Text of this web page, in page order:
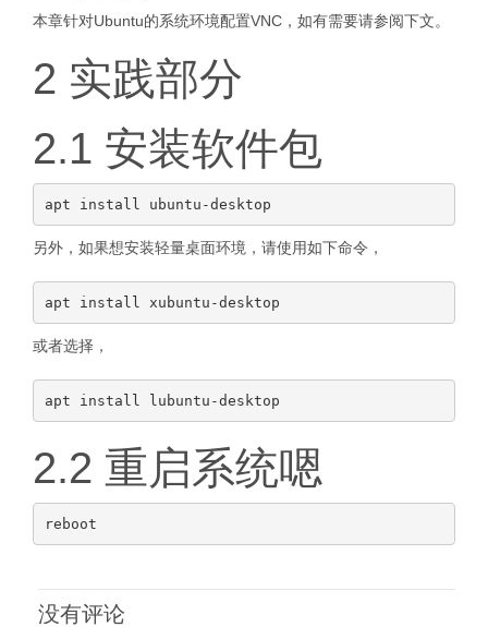
本章针对Ubuntu的系统环境配置VNC，如有需要请参阅下文。
2 实践部分
2.1 安装软件包
另外，如果想安装轻量桌面环境，请使用如下命令，
或者选择，
2.2 重启系统嗯
没有评论